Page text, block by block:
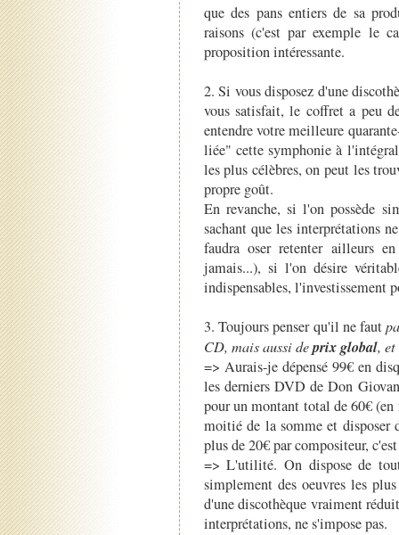
que des pans entiers de sa
raisons (c'est par exemple le
proposition intéressante.
2. Si vous disposez d'une
vous satisfait, le coffret a peu
entendre votre meilleure
liée" cette symphonie à
les plus célèbres, on peut les
propre goût.
En revanche, si l'on possède
sachant que les interprétations
faudra oser retenter ailleurs
jamais...), si l'on désire
indispensables, l'investissement
3. Toujours penser qu'il ne faut
CD, mais aussi deprix global, et
=> Aurais-je dépensé 99€ en
les derniers DVD de Don
pour un montant total de 60€
moitié de la somme et disposer
plus de 20€ par compositeur,
=> L'utilité. On dispose de
simplement des oeuvres les
d'une discothèque vraiment
interprétations, ne s'impose pas.